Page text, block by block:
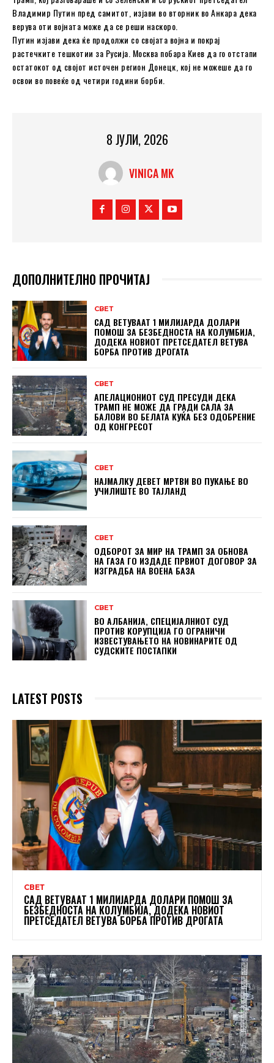
Владимир Путин пред самитот, изјави во вторник во Анкара дека
верува оти војната може да се реши наскоро.
Путин изјави дека ќе продолжи со својата војна и покрај
растечките тешкотии за Русија. Москва побара Киев да го отстапи
остатокот од својот источен регион Донецк, кој не можеше да го
освои во повеќе од четири години борби.
8 ЈУЛИ, 2026
VINICA MK
ДОПОЛНИТЕЛНО ПРОЧИТАЈ
СВЕТ
САД ВЕТУВААТ 1 МИЛИЈАРДА ДОЛАРИ
ПОМОШ ЗА БЕЗБЕДНОСТА НА КОЛУМБИЈА,
ДОДЕКА НОВИОТ ПРЕТСЕДАТЕЛ ВЕТУВА
БОРБА ПРОТИВ ДРОГАТА
СВЕТ
АПЕЛАЦИОНИОТ СУД ПРЕСУДИ ДЕКА
ТРАМП НЕ МОЖЕ ДА ГРАДИ САЛА ЗА
БАЛОВИ ВО БЕЛАТА КУЌА БЕЗ ОДОБРЕНИЕ
ОД КОНГРЕСОТ
СВЕТ
НАЈМАЛКУ ДЕВЕТ МРТВИ ВО ПУКАЊЕ ВО
УЧИЛИШТЕ ВО ТАЈЛАНД
СВЕТ
ОДБОРОТ ЗА МИР НА ТРАМП ЗА ОБНОВА
НА ГАЗА ГО ИЗДАДЕ ПРВИОТ ДОГОВОР ЗА
ИЗГРАДБА НА ВОЕНА БАЗА
СВЕТ
ВО АЛБАНИЈА, СПЕЦИЈАЛНИОТ СУД
ПРОТИВ КОРУПЦИЈА ГО ОГРАНИЧИ
ИЗВЕСТУВАЊЕТО НА НОВИНАРИТЕ ОД
СУДСКИТЕ ПОСТАПКИ
LATEST POSTS
СВЕТ
САД ВЕТУВААТ 1 МИЛИЈАРДА ДОЛАРИ ПОМОШ ЗА
БЕЗБЕДНОСТА НА КОЛУМБИЈА, ДОДЕКА НОВИОТ
ПРЕТСЕДАТЕЛ ВЕТУВА БОРБА ПРОТИВ ДРОГАТА